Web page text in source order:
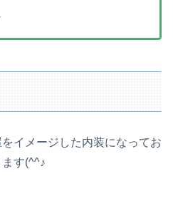
イメージした内装になってお
す(^^♪